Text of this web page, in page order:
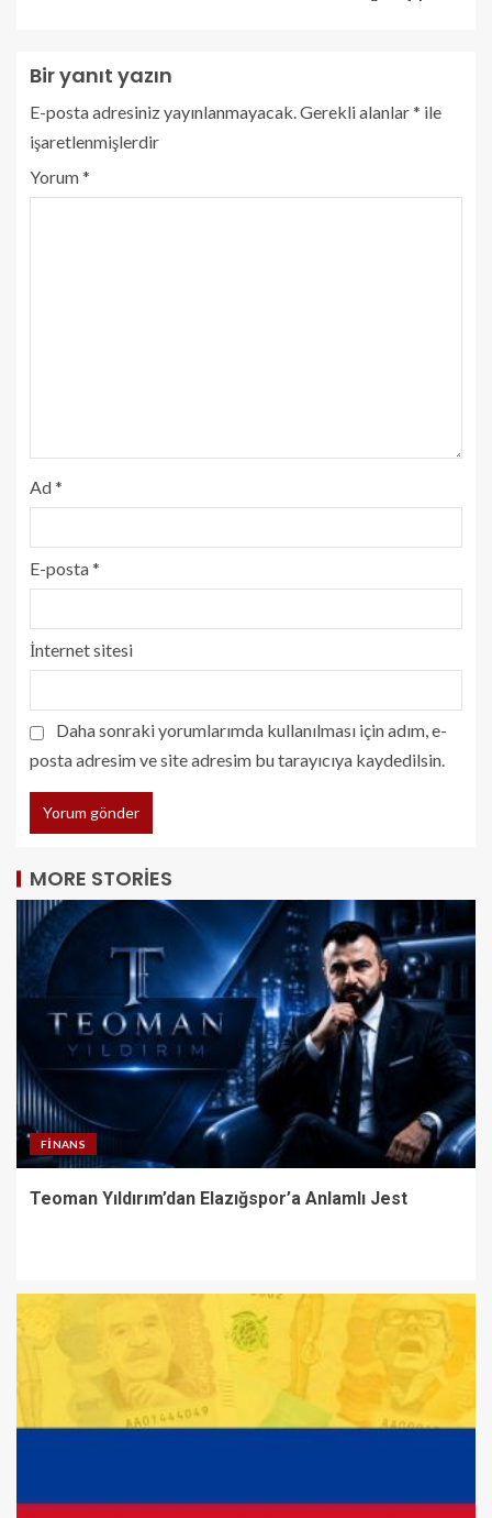
Bir yanıt yazın
E-posta adresiniz yayınlanmayacak.Gerekli alanlar* ile
işaretlenmişlerdir
Yorum*
Ad*
E-posta*
İnternet sitesi
Daha sonraki yorumlarımda kullanılması için adım, e-
posta adresim ve site adresim bu tarayıcıya kaydedilsin.
MORE STORIES
FINANS
Teoman Yıldırım’dan Elazığspor’a Anlamlı Jest